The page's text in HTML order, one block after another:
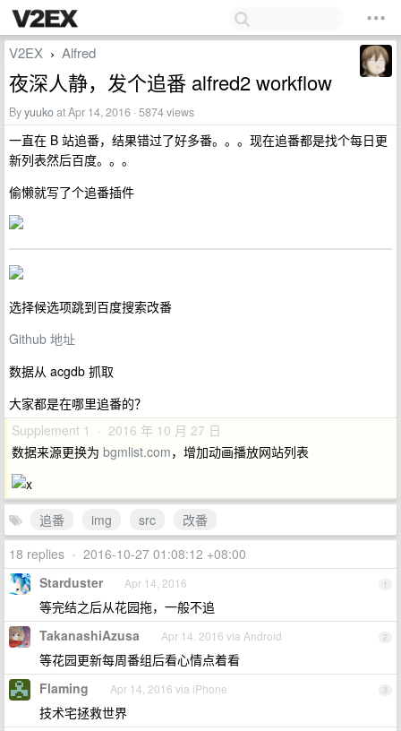
V2EX › Alfred
夜深人静，发个追番 alfred2 workflow
Byyuukoat Apr 14, 2016 · 5874 views
一直在 B 站追番，结果错过了好多番。。。现在追番都是找个每日更
新列表然后百度。。。
偷懒就写了个追番插件
选择候选项跳到百度搜索改番
Github 地址
数据从 acgdb 抓取
大家都是在哪里追番的？
Supplement 1 · 2016 年 10 月 27 日
数据来源更换为 bgmlist.com，增加动画播放网站列表
追番 img src
改番
18 replies • 2016-10-27 01:08:12 +08:00
1
Starduster Apr 14, 2016
等完结之后从花园拖，一般不追
2
TakanashiAzusa Apr 14, 2016 via Android
等花园更新每周番组后看心情点着看
3
Flaming Apr 14, 2016 via iPhone
技术宅拯救世界